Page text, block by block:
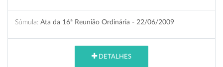
Súmula: Ata da 16ª Reunião Ordinária - 22/06/2009
DETALHES